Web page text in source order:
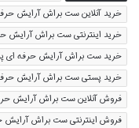
خرید آنلاین ست براش آرایش
خرید اینترنتی ست براش آرایش
خرید ست براش آرایش حرفه ای
خرید پستی ست براش آرایش
فروش آنلاین ست براش آرایش
فروش اینترنتی ست براش آرایش